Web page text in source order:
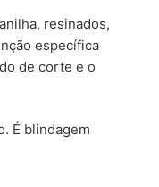
resinados,
específica
de corte e o
É blindagem